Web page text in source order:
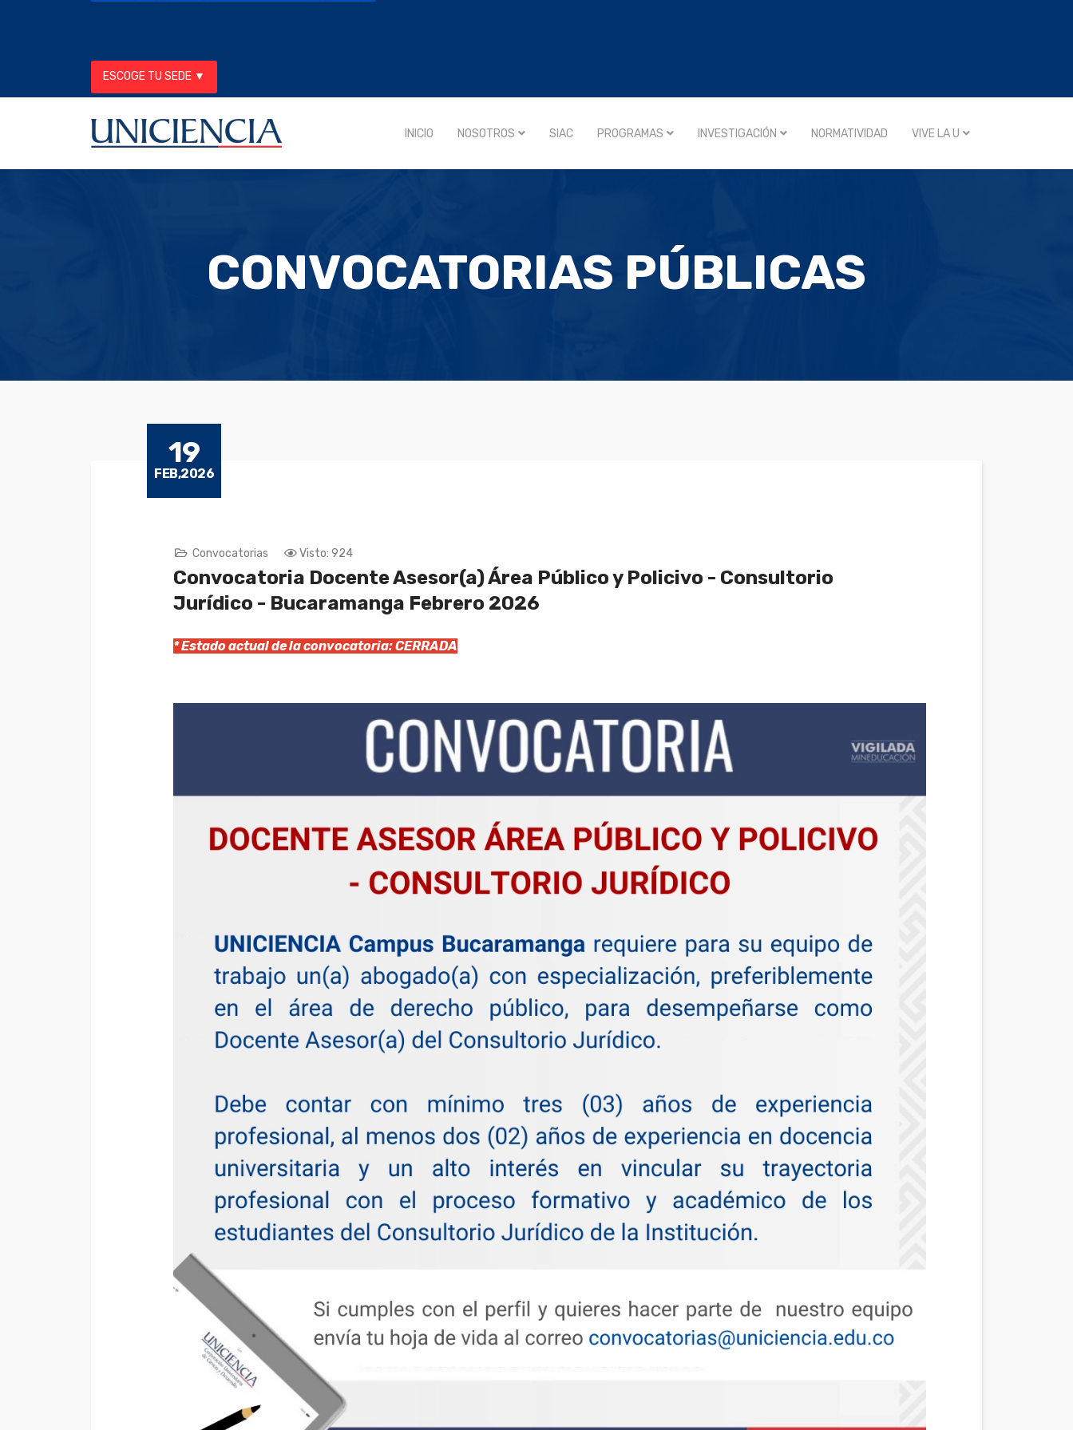
ESCOGE TU SEDE ▼
INICIO NOSOTROS SIAC PROGRAMAS INVESTIGACIÓN NORMATIVIDAD VIVE LA U
CONVOCATORIAS PÚBLICAS
19
FEB,2026
Convocatorias Visto: 924
Convocatoria Docente Asesor(a) Área Público y Policivo - Consultorio
Jurídico - Bucaramanga Febrero 2026
* Estado actual de la convocatoria: CERRADA